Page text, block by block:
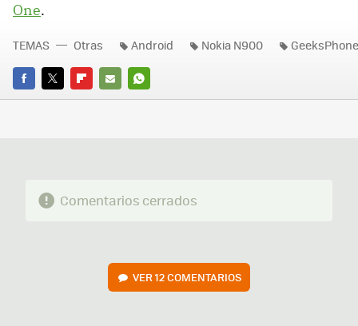
One.
FACEBOOK
TWITTERFLIPBOARD
E-
WHATSAPP
TEMAS Otras Android Nokia N900
Comentarios cerrados
VER12 COMENTARIOS